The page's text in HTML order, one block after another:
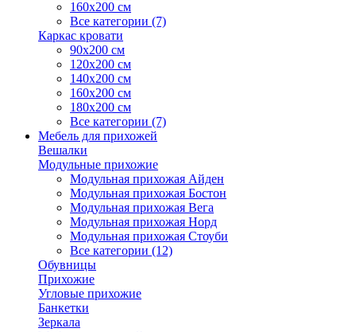
160х200 см
Все категории (7)
Каркас кровати
90х200 см
120х200 см
140х200 см
160х200 см
180х200 см
Все категории (7)
Мебель для прихожей
Вешалки
Модульные прихожие
Модульная прихожая Айден
Модульная прихожая Бостон
Модульная прихожая Вега
Модульная прихожая Норд
Модульная прихожая Стоуби
Все категории (12)
Обувницы
Прихожие
Угловые прихожие
Банкетки
Зеркала